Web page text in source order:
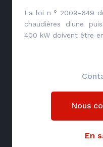
La loi n ° 2009-649
chaudières d'une
400 kW doivent être
Nous
En